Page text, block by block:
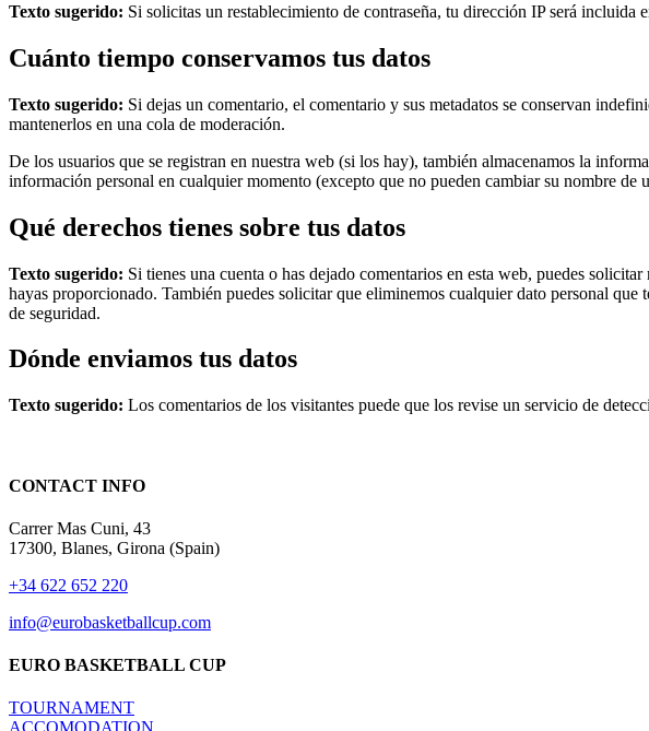
Texto sugerido: Si solicitas un restablecimiento de contraseña, tu dirección IP será incluida
Cuánto tiempo conservamos tus datos
Texto sugerido: Si dejas un comentario, el comentario y sus metadatos se conservan
mantenerlos en una cola de moderación.
De los usuarios que se registran en nuestra web (si los hay), también almacenamos la
información personal en cualquier momento (excepto que no pueden cambiar su nombre
Qué derechos tienes sobre tus datos
Texto sugerido: Si tienes una cuenta o has dejado comentarios en esta web, puedes
hayas proporcionado. También puedes solicitar que eliminemos cualquier dato personal
de seguridad.
Dónde enviamos tus datos
Texto sugerido: Los comentarios de los visitantes puede que los revise un servicio de
CONTACT INFO
Carrer Mas Cuni, 43
17300, Blanes, Girona (Spain)
+34 622 652 220
info@eurobasketballcup.com
EURO BASKETBALL CUP
TOURNAMENT